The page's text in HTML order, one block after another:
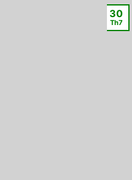
30
Th7